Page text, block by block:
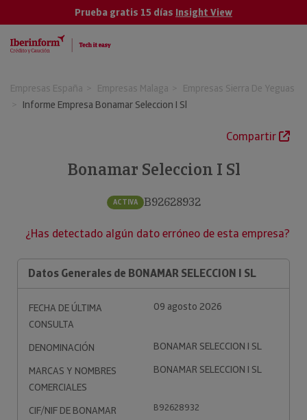
Prueba gratis 15 días Insight View
Empresas España Empresas Malaga
Empresas Sierra De Yeguas
Informe Empresa Bonamar Seleccion I Sl
Compartir
Bonamar Seleccion I Sl
ACTIVA B92628932
¿Has detectado algún dato erróneo de esta empresa?
Datos Generales de BONAMAR SELECCION I SL
FECHA DE ÚLTIMA
CONSULTA
09 agosto 2026
DENOMINACIÓN
BONAMAR SELECCION I SL
MARCAS Y NOMBRES
COMERCIALES
BONAMAR SELECCION I SL
CIF/NIF DE BONAMAR
B92628932